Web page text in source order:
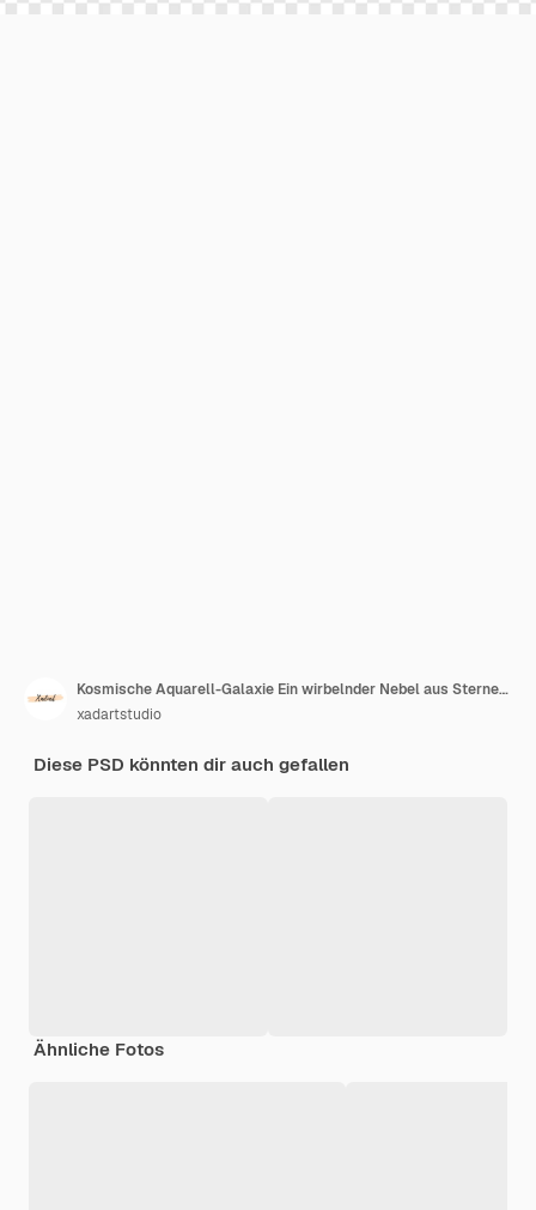
Kosmische Aquarell-Galaxie Ein wirbelnder Nebel aus Sternen und Sternenstaub
xadartstudio
Diese PSD könnten dir auch gefallen
Ähnliche Fotos